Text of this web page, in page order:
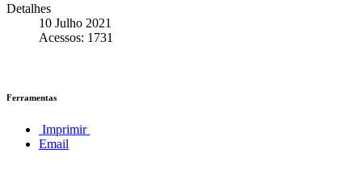
Detalhes
10 Julho 2021
Acessos: 1731
Ferramentas
Imprimir
Email